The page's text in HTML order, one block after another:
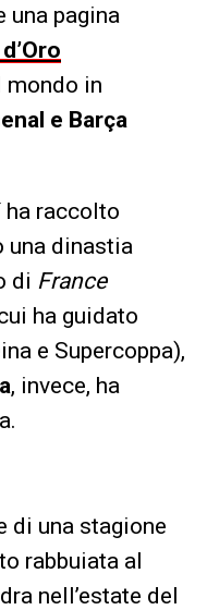
una pagina
mondo in
e Barça
ha raccolto
una dinastia
di France
ha guidato
e Supercoppa),
, invece, ha
di una stagione
rabbuiata al
nell’estate del